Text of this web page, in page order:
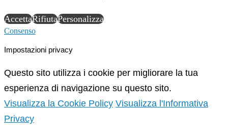
AccettaRifiutaPersonalizza
Consenso
Impostazioni privacy
Questo sito utilizza i cookie per migliorare la tua
esperienza di navigazione su questo sito.
Visualizza la Cookie Policy Visualizza l'Informativa
Privacy